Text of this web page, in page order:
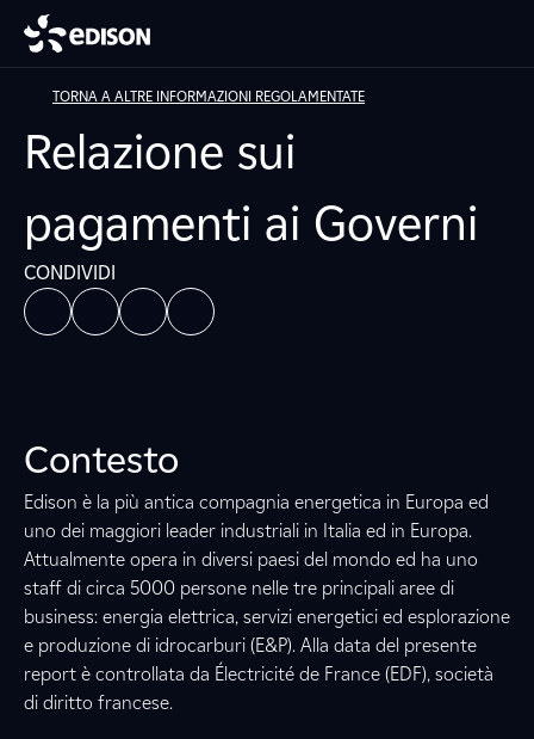
TORNA A ALTRE INFORMAZIONI REGOLAMENTATE
Relazione sui
pagamenti ai Governi
CONDIVIDI
Contesto
Edison è la più antica compagnia energetica in Europa ed
uno dei maggiori leader industriali in Italia ed in Europa.
Attualmente opera in diversi paesi del mondo ed ha uno
staff di circa 5000 persone nelle tre principali aree di
business: energia elettrica, servizi energetici ed esplorazione
e produzione di idrocarburi (E&P). Alla data del presente
report è controllata da Électricité de France (EDF), società
di diritto francese.